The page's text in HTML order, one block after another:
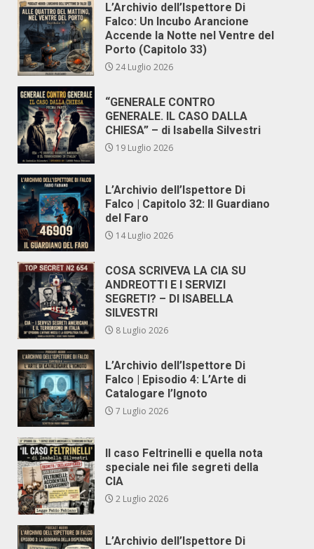
L’Archivio dell’Ispettore Di
Falco: Un Incubo Arancione
Accende la Notte nel Ventre del
Porto (Capitolo 33)
24 Luglio 2026
“GENERALE CONTRO
GENERALE. IL CASO DALLA
CHIESA” – di Isabella Silvestri
19 Luglio 2026
L’Archivio dell’Ispettore Di
Falco | Capitolo 32: Il Guardiano
del Faro
14 Luglio 2026
COSA SCRIVEVA LA CIA SU
ANDREOTTI E I SERVIZI
SEGRETI? – DI ISABELLA
SILVESTRI
8 Luglio 2026
L’Archivio dell’Ispettore Di
Falco | Episodio 4: L’Arte di
Catalogare l’Ignoto
7 Luglio 2026
Il caso Feltrinelli e quella nota
speciale nei file segreti della
CIA
2 Luglio 2026
L’Archivio dell’Ispettore Di